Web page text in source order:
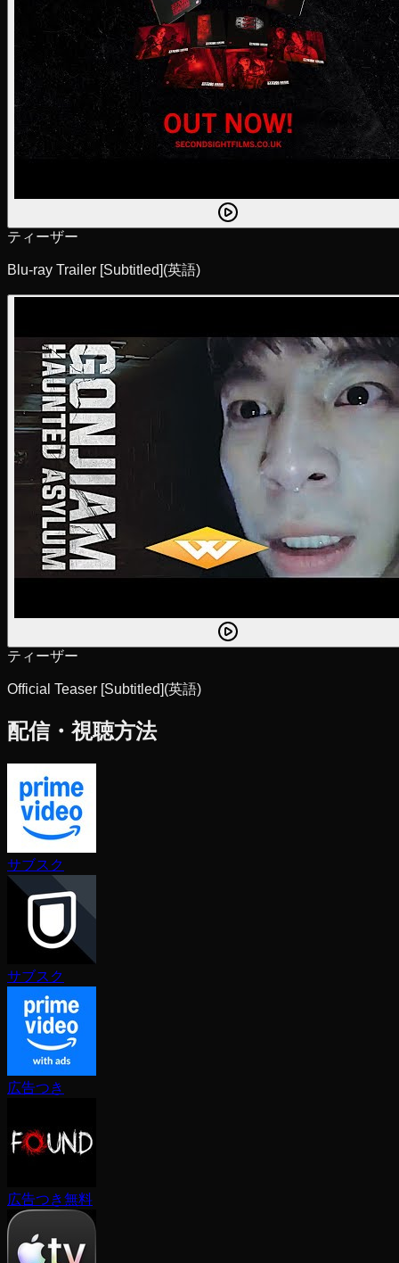
ティーザー
Blu-ray Trailer [Subtitled](英語)
ティーザー
Official Teaser [Subtitled](英語)
配信・視聴方法
サブスク
サブスク
広告つき
広告つき無料